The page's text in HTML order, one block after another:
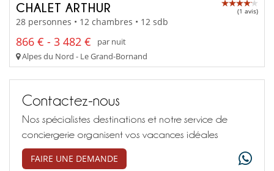
CHALET ARTHUR (1 avis)
28 personnes • 12 chambres • 12 sdb
866 € - 3 482 €
par nuit
Alpes du Nord - Le Grand-Bornand
Contactez-nous
Nos spécialistes destinations et notre service de
conciergerie organisent vos vacances idéales
FAIRE UNE DEMANDE